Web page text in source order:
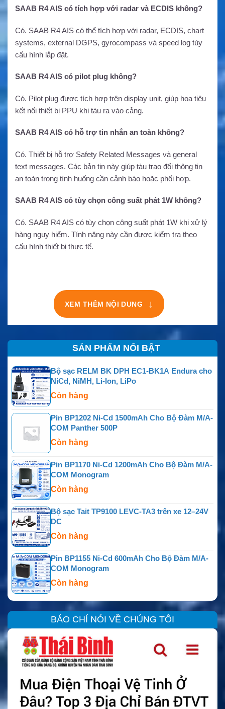
SAAB R4 AIS có tích hợp với radar và ECDIS không?
Có. SAAB R4 AIS có thể tích hợp với radar, ECDIS, chart
systems, external DGPS, gyrocompass và speed log tùy
cấu hình lắp đặt.
SAAB R4 AIS có pilot plug không?
Có. Pilot plug được tích hợp trên display unit, giúp hoa tiêu
kết nối thiết bị PPU khi tàu ra vào cảng.
SAAB R4 AIS có hỗ trợ tin nhắn an toàn không?
Có. Thiết bị hỗ trợ Safety Related Messages và general
text messages. Các bản tin này giúp tàu trao đổi thông tin
an toàn trong tình huống cần cảnh báo hoặc phối hợp.
SAAB R4 AIS có tùy chọn công suất phát 1W không?
Có. SAAB R4 AIS có tùy chọn công suất phát 1W khi xử lý
hàng nguy hiểm. Tính năng này cần được kiểm tra theo
cấu hình thiết bị thực tế.
XEM THÊM NỘI DUNG ↓
SẢN PHẨM NỔI BẬT
Bộ sạc RELM BK DPH EC1-BK1A Endura cho
NiCd, NiMH, Li-Ion, LiPo
Còn hàng
Pin BP1202 Ni-Cd 1500mAh Cho Bộ Đàm M/A-
COM Panther 500P
Còn hàng
Pin BP1170 Ni-Cd 1200mAh Cho Bộ Đàm M/A-
COM Monogram
Còn hàng
Bộ sạc Tait TP9100 LEVC-TA3 trên xe 12–24V
DC
Còn hàng
Pin BP1155 Ni-Cd 600mAh Cho Bộ Đàm M/A-
COM Monogram
Còn hàng
BÁO CHÍ NÓI VỀ CHÚNG TÔI